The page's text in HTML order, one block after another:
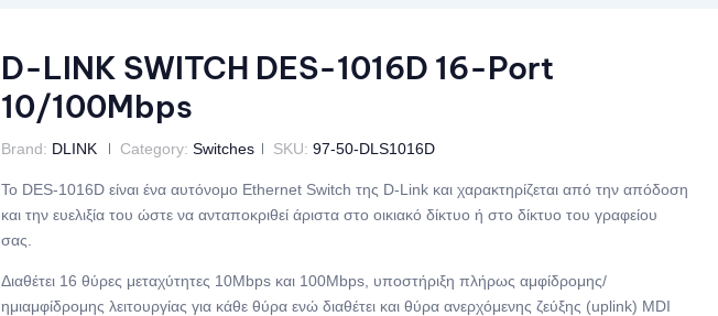
D-LINK SWITCH DES-1016D 16-Port
10/100Mbps
Brand: DLINK Category: Switches SKU: 97-50-DLS1016D
Το DES-1016D είναι ένα αυτόνομο Ethernet Switch της D-Link και χαρακτηρίζεται από την απόδοση
και την ευελιξία του ώστε να ανταποκριθεί άριστα στο οικιακό δίκτυο ή στο δίκτυο του γραφείου
σας.
Διαθέτει 16 θύρες μεταχύτητες 10Mbps και 100Mbps, υποστήριξη πλήρως αμφίδρομης/
ημιαμφίδρομης λειτουργίας για κάθε θύρα ενώ διαθέτει και θύρα ανερχόμενης ζεύξης (uplink) MDI